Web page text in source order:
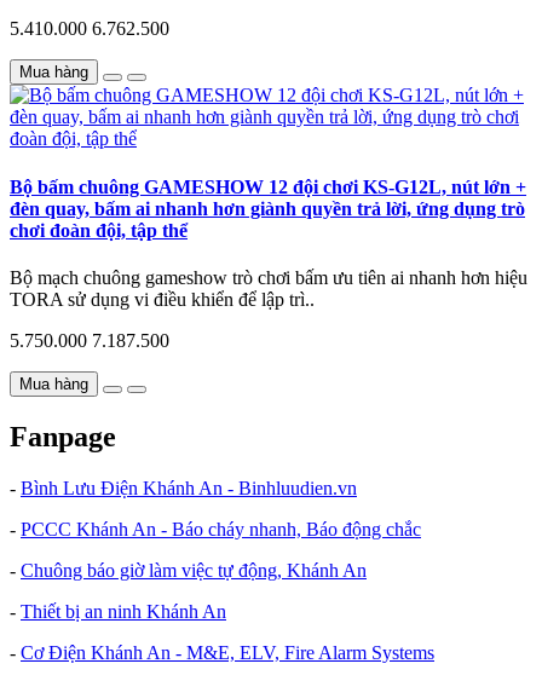
5.410.000 6.762.500
Mua hàng
Bộ bấm chuông GAMESHOW 12 đội chơi KS-G12L, nút lớn +
đèn quay, bấm ai nhanh hơn giành quyền trả lời, ứng dụng trò
chơi đoàn đội, tập thể
Bộ mạch chuông gameshow trò chơi bấm ưu tiên ai nhanh hơn hiệu
TORA sử dụng vi điều khiển để lập trì..
5.750.000 7.187.500
Mua hàng
Fanpage
- Bình Lưu Điện Khánh An - Binhluudien.vn
- PCCC Khánh An - Báo cháy nhanh, Báo động chắc
- Chuông báo giờ làm việc tự động, Khánh An
- Thiết bị an ninh Khánh An
- Cơ Điện Khánh An - M&E, ELV, Fire Alarm Systems